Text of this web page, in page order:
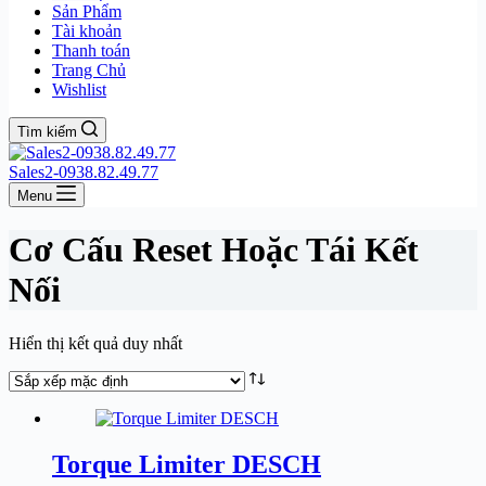
Sản Phẩm
Tài khoản
Thanh toán
Trang Chủ
Wishlist
Tìm kiếm
Sales2-0938.82.49.77
Menu
Cơ Cấu Reset Hoặc Tái Kết
Nối
Hiển thị kết quả duy nhất
Torque Limiter DESCH